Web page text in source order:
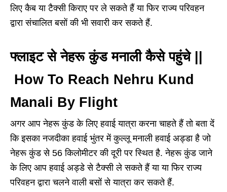
लिए कैब या टैक्सी किराए पर ले सकते हैं या फिर राज्य परिवहन
द्वारा संचालित बसों की भी सवारी कर सकते हैं.
फ्लाइट से नेहरू कुंड मनाली कैसे पहुंचे ||
How To Reach Nehru Kund
Manali By Flight
अगर आप नेहरू कुंड के लिए हवाई यात्रा करना चाहते हैं तो बता दें
कि इसका नजदीका हवाई भुंतर में कुल्लू मनाली हवाई अड्डा है जो
नेहरू कुंड से 56 किलोमीटर की दूरी पर स्थित है. नेहरू कुंड जाने
के लिए आप हवाई अड्डे से टैक्सी ले सकते हैं या या फिर राज्य
परिवहन द्वारा चलने वाली बसों से यात्रा कर सकते हैं.